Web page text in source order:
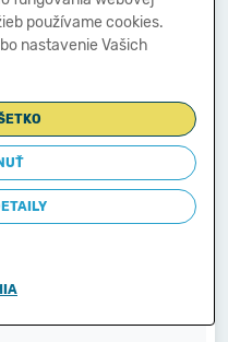
113 22 298,20
používame cookies.
nastavenie Vašich